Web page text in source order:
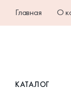
Главная О
КАТАЛОГ